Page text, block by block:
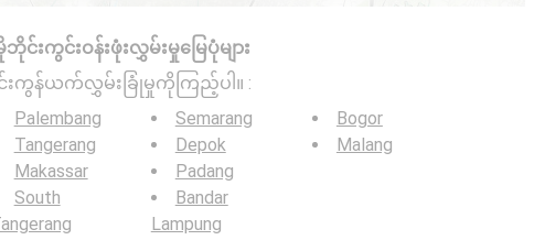
င်းကွင်းဝန်းဖုံးလွှမ်းမှုမြေပုံများ
င်းကွန်ယက်လွှမ်းခြုံမှုကိုကြည့်ပါ။ :
Palembang
Tangerang
Makassar
South
Semarang
Depok
Padang
Bandar
Lampung
Bogor
Malang